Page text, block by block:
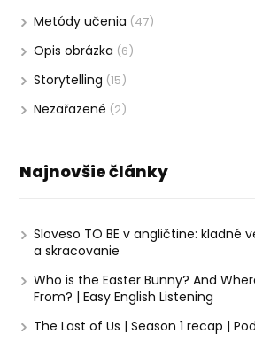
Metódy učenia (47)
Opis obrázka (6)
Storytelling (15)
Nezařazené (2)
Najnovšie články
Sloveso TO BE v angličtine: kladné
a skracovanie
Who is the Easter Bunny? And
From? | Easy English Listening
The Last of Us | Season 1 recap |